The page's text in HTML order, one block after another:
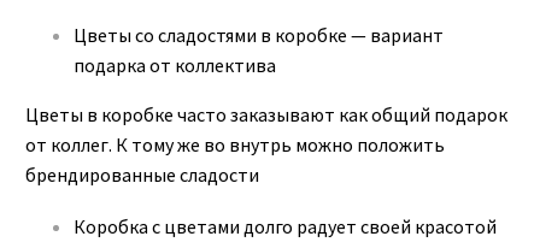
Цветы со сладостями в коробке — вариант
подарка от коллектива
Цветы в коробке часто заказывают как общий подарок
от коллег. К тому же во внутрь можно положить
брендированные сладости
Коробка с цветами долго радует своей красотой